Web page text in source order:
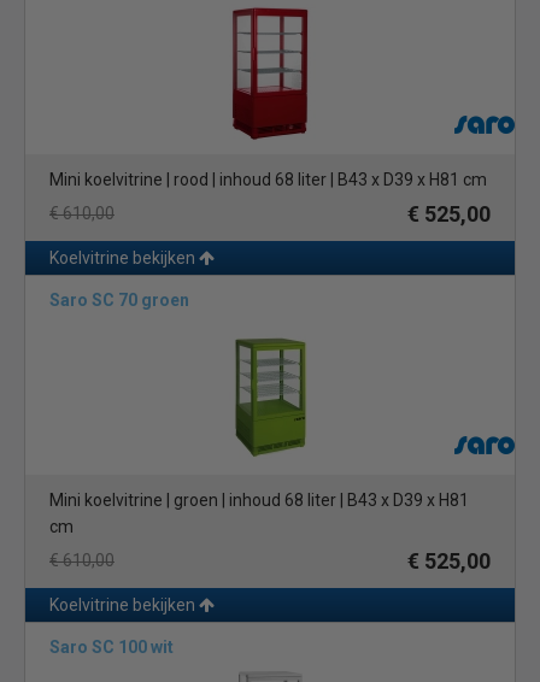
Mini koelvitrine | rood | inhoud 68 liter | B43 x D39 x H81 cm
€ 610,00
€ 525,00
Koelvitrine bekijken
Saro SC 70 groen
Mini koelvitrine | groen | inhoud 68 liter | B43 x D39 x H81
cm
€ 610,00
€ 525,00
Koelvitrine bekijken
Saro SC 100 wit